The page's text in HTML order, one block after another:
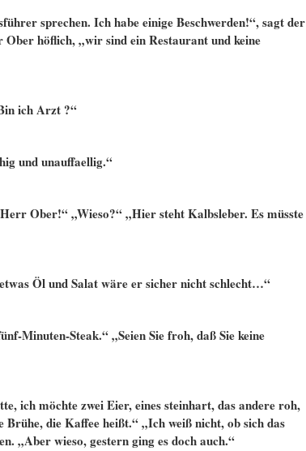
sprechen. Ich habe einige Beschwerden!“, sagt der
höflich, „wir sind ein Restaurant und keine
ich Arzt ?“
und unauffaellig.“
Ober!“ „Wieso?“ „Hier steht Kalbsleber. Es müsste
Öl und Salat wäre er sicher nicht schlecht…“
Minuten-Steak.“ „Seien Sie froh, daß Sie keine
ich möchte zwei Eier, eines steinhart, das andere roh,
die Kaffee heißt.“ „Ich weiß nicht, ob sich das
„Aber wieso, gestern ging es doch auch.“